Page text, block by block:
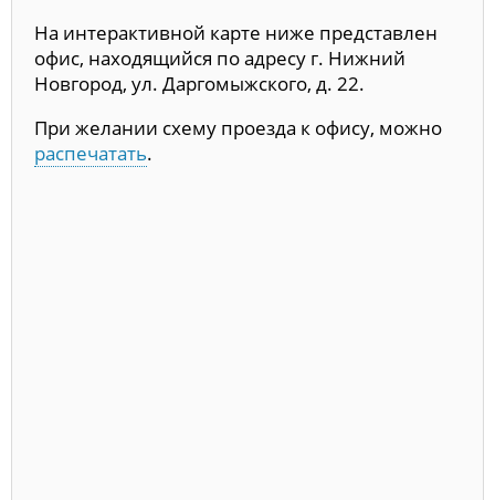
На интерактивной карте ниже представлен
офис, находящийся по адресу г. Нижний
Новгород, ул. Даргомыжского, д. 22.
При желании схему проезда к офису, можно
распечатать.